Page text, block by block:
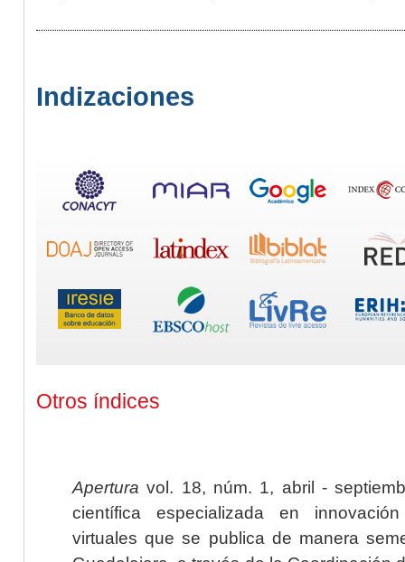
Indizaciones
Otros índices
Apertura vol. 18, núm. 1, abril -
científica especializada en
virtuales que se publica de manera